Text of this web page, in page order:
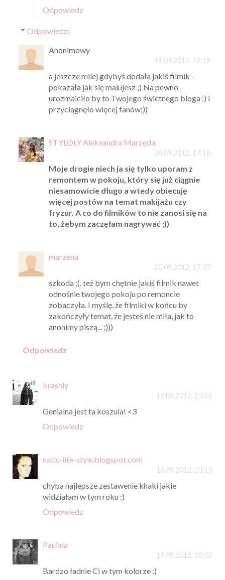
Odpowiedz
Odpowiedzi
Anonimowy
19.09.2012, 22:19
a jeszcze milej gdybyś dodała jakiś filmik -
pokazała jak się malujesz ;) Na pewno
urozmaiciło by to Twojego świetnego bloga ;) i
przyciągnęło więcej fanów;))
STYLOLY Aleksandra Marzęda
20.09.2012, 17:18
Moje drogie niech ja się tylko uporam z
remontem w pokoju, który się już ciągnie
niesamowicie długo a wtedy obiecuję
więcej postów na temat makijażu czy
fryzur. A co do filmików to nie zanosi się na
to, żebym zaczęłam nagrywać ;))
marzena
20.09.2012, 17:37
szkoda ;(. też bym chętnie jakiś filmik nawet
odnośnie twojego pokoju po remoncie
zobaczyła. I myślę, że filmiki w końcu by
zakończyły temat, że jesteś nie miła, jak to
anonimy piszą... ;)))
Odpowiedz
brashly
18.09.2012, 23:02
Genialna jest ta koszula! <3
Odpowiedz
natis-life-style.blogspot.com
18.09.2012, 23:10
chyba najlepsze zestawenie khaki jakie
widziałam w tym roku :)
Odpowiedz
Paulina
19.09.2012, 00:02
Bardzo ładnie Ci w tym kolorze :)